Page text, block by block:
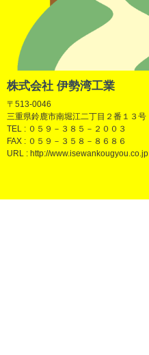
株式会社 伊勢湾工業
〒513-0046
三重県鈴鹿市南堀江二丁目２番１３号
TEL : ０５９－３８５－２００３
FAX : ０５９－３５８－８６８６
URL : http://www.isewankougyou.co.jp